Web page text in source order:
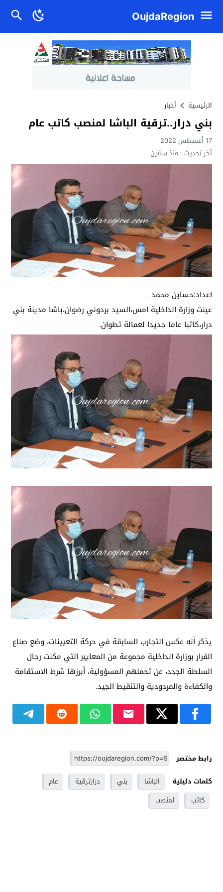
OujdaRegion
الرئيسية أخبار
بني درار..ترقية الباشا لمنصب كاتب عام
17 أغسطس 2022
آخر تحديث :منذ سنتين
اعداد:حساين محمد
عينت وزارة الداخلية امس،السيد بردوني رضوان،باشا مدينة بني
درار،كاتبا عاما جديدا لعمالة تطوان.
يذكر أنه عكس التجارب السابقة في حركة التعيينات، وضع صناع
القرار بوزارة الداخلية مجموعة من المعايير التي مكنت رجال
السلطة الجدد، عن تحملهم المسؤولية، أبرزها شرط الاستقامة
والكفاءة والمردودية والتنقيط الجيد.
رابط مختصر
كلمات دليلية
الباشا بني درارترقية
عام
كاتب
لمنصب